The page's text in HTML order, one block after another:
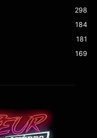
298
184
181
169